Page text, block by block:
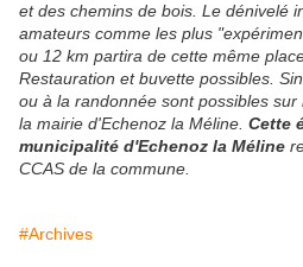
et des chemins de bois. Le dénivelé
amateurs comme les plus
ou 12 km partira de cette même
Restauration et buvette possibles.
ou à la randonnée sont possibles sur
la mairie d'Echenoz la Méline. Cette
municipalité d'Echenoz la Méline
CCAS de la commune.
#Archives